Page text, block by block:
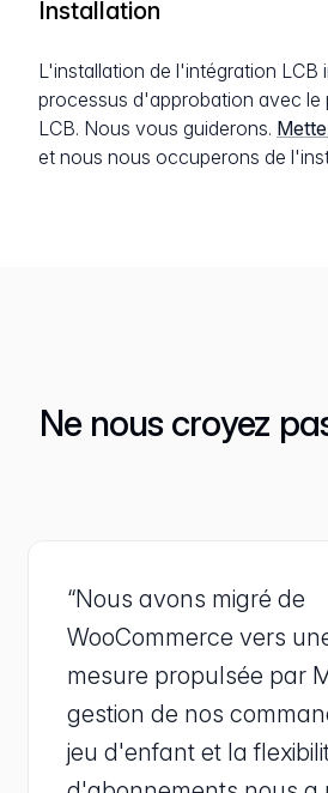
Installation
L'installation de l'intégration LCB
processus d'approbation avec le
LCB. Nous vous guiderons.
et nous nous occuperons de
Ne nous croyez
“Nous avons migré de
WooCommerce vers
mesure propulsée par
gestion de nos
jeu d'enfant et la